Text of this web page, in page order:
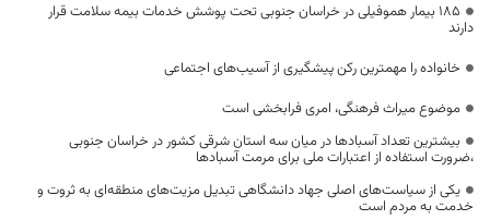
۱۸۵ بیمار هموفیلی در خراسان جنوبی تحت پوشش خدمات بیمه سلامت قرار
دارند
خانواده را مهمترین رکن پیشگیری از آسیب‌های اجتماعی
موضوع میراث فرهنگی، امری فرابخشی است
بیشترین تعداد آسبادها در میان سه استان شرقی کشور در خراسان جنوبی
،ضرورت استفاده از اعتبارات ملی برای مرمت آسبادها
یکی از سیاست‌های اصلی جهاد دانشگاهی تبدیل مزیت‌های منطقه‌ای به ثروت و
خدمت به مردم است